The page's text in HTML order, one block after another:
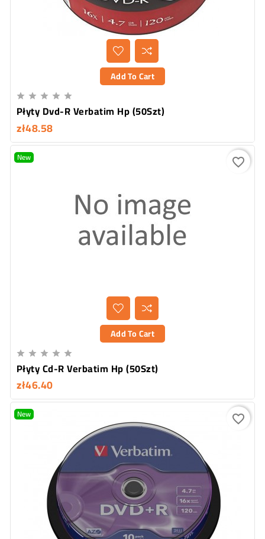
Add To Cart
    
Płyty Dvd-R Verbatim Hp (50Szt)
zł48.58
New
Add To Cart
    
Płyty Cd-R Verbatim Hp (50Szt)
zł46.40
favorite_border
New favorite_border